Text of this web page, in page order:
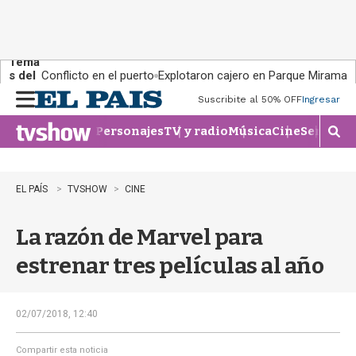
Tema
s del
día:
Conflicto en el puerto Explotaron cajero en Parque Miramar
n
u
Suscribite al 50% OFFIngresar
PersonajesTV y radioMúsicaCineSeries
M
o
e
EL PAÍS TVSHOW CINE
La razón de Marvel para
estrenar tres películas al año
02/07/2018, 12:40
Compartir esta noticia